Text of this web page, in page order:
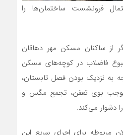
فرونشست ساختمان‌ها را
از ساکنان مسکن مهر دهاقان
فاضلاب در کوچه‌های مسکن
به نزدیک بودن فصل تابستان،
موجب بوی تعفن، تجمع مگس و
دشوار می‌کند.